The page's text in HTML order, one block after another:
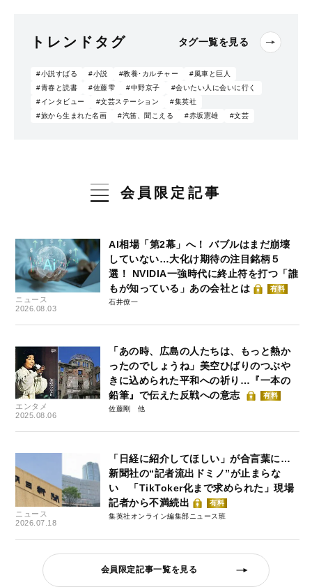
トレンドタグ タグ一覧を見る
#小説すばる #小説 #教養･カルチャー
#風車と巨人
#青春と読書
#佐藤雫 #中野京子
#会いたい人に会いに行く
#インタビュー
#文芸ステーション
#集英社
#旅から生まれた名画
#汽笛、聞こえる #赤坂憲雄 #文芸
会員限定記事
ニュース
2026.08.03
AI相場「第2幕」へ！ バブルはまだ崩壊
していない…大化け期待の注目銘柄５
選！ NVIDIA一強時代に終止符を打つ「誰
もが知っている」あの会社とは
有料
石井僚一
エンタメ
2025.08.06
「あの時、広島の人たちは、もっと熱か
ったのでしょうね」美空ひばりのつぶや
きに込められた平和への祈り…『一本の
鉛筆』で伝えた反戦への意志
有料
佐藤剛
ニュース
2026.07.18
「日経に紹介してほしい」が合言葉に…
新聞社の“記者流出ドミノ”が止まらな
い 「TikToker化まで求められた」現場
記者から不満続出
有料
集英社オンライン編集部ニュース班
会員限定記事一覧を見る